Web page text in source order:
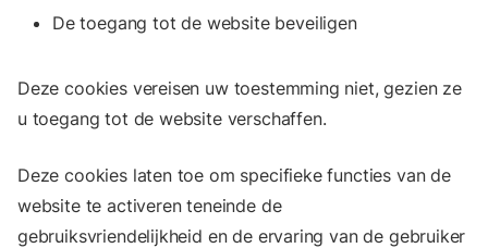
De toegang tot de website beveiligen
Deze cookies vereisen uw toestemming niet, gezien ze
u toegang tot de website verschaffen.
Deze cookies laten toe om specifieke functies van de
website te activeren teneinde de
gebruiksvriendelijkheid en de ervaring van de gebruiker